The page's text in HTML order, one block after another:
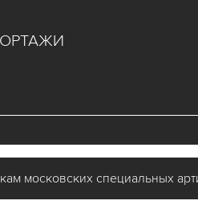
московских специальных